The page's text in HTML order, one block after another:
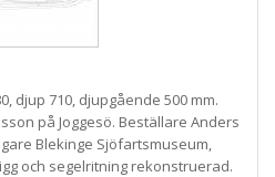
djup 710, djupgående 500 mm.
på Joggesö. Beställare Anders
Blekinge Sjöfartsmuseum,
och segelritning rekonstruerad.